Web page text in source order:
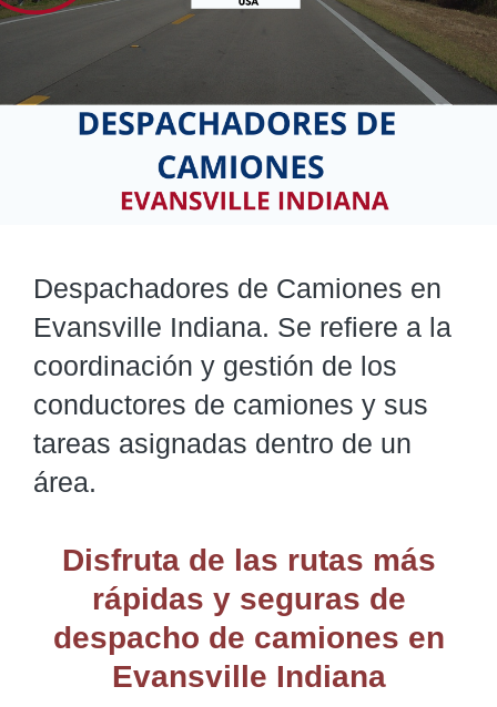
Despachadores de Camiones en
Evansville Indiana. Se refiere a la
coordinación y gestión de los
conductores de camiones y sus
tareas asignadas dentro de un
área.
Disfruta de las rutas más
rápidas y seguras de
despacho de camiones en
Evansville Indiana